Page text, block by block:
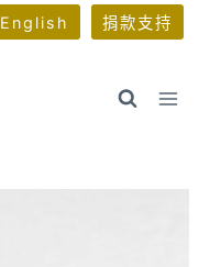
English 捐款支持